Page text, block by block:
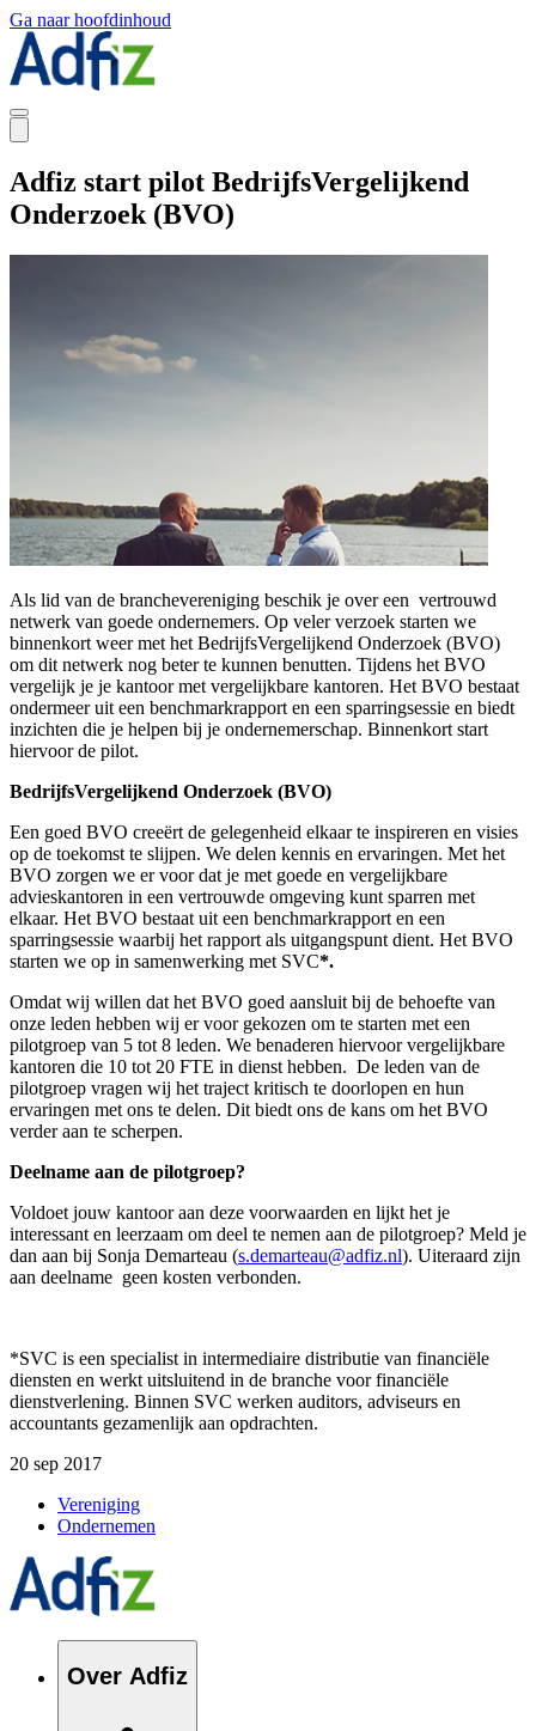
Ga naar hoofdinhoud
Adfiz start pilot BedrijfsVergelijkend
Onderzoek (BVO)
Als lid van de branchevereniging beschik je over een vertrouwd
netwerk van goede ondernemers. Op veler verzoek starten we
binnenkort weer met het BedrijfsVergelijkend Onderzoek (BVO)
om dit netwerk nog beter te kunnen benutten. Tijdens het BVO
vergelijk je je kantoor met vergelijkbare kantoren. Het BVO bestaat
ondermeer uit een benchmarkrapport en een sparringsessie en biedt
inzichten die je helpen bij je ondernemerschap. Binnenkort start
hiervoor de pilot.
BedrijfsVergelijkend Onderzoek (BVO)
Een goed BVO creeërt de gelegenheid elkaar te inspireren en visies
op de toekomst te slijpen. We delen kennis en ervaringen. Met het
BVO zorgen we er voor dat je met goede en vergelijkbare
advieskantoren in een vertrouwde omgeving kunt sparren met
elkaar. Het BVO bestaat uit een benchmarkrapport en een
sparringsessie waarbij het rapport als uitgangspunt dient. Het BVO
starten we op in samenwerking met SVC*.
Omdat wij willen dat het BVO goed aansluit bij de behoefte van
onze leden hebben wij er voor gekozen om te starten met een
pilotgroep van 5 tot 8 leden. We benaderen hiervoor vergelijkbare
kantoren die 10 tot 20 FTE in dienst hebben. De leden van de
pilotgroep vragen wij het traject kritisch te doorlopen en hun
ervaringen met ons te delen. Dit biedt ons de kans om het BVO
verder aan te scherpen.
Deelname aan de pilotgroep?
Voldoet jouw kantoor aan deze voorwaarden en lijkt het je
interessant en leerzaam om deel te nemen aan de pilotgroep? Meld je
dan aan bij Sonja Demarteau (s.demarteau@adfiz.nl). Uiteraard zijn
aan deelname geen kosten verbonden.
*SVC is een specialist in intermediaire distributie van financiële
diensten en werkt uitsluitend in de branche voor financiële
dienstverlening. Binnen SVC werken auditors, adviseurs en
accountants gezamenlijk aan opdrachten.
20 sep 2017
Vereniging
Ondernemen
Over Adfiz